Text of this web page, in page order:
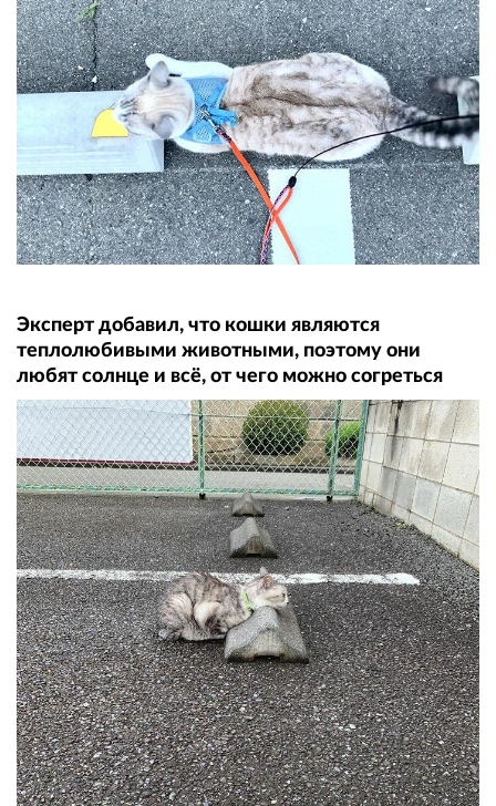
Эксперт добавил, что кошки являются
теплолюбивыми животными, поэтому они
любят солнце и всё, от чего можно согреться